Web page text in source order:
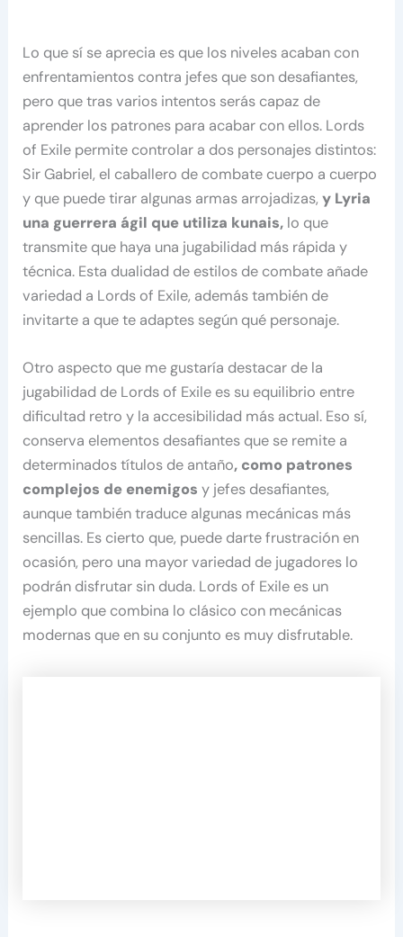
Lo que sí se aprecia es que los niveles acaban con
enfrentamientos contra jefes que son desafiantes,
pero que tras varios intentos serás capaz de
aprender los patrones para acabar con ellos. Lords
of Exile permite controlar a dos personajes distintos:
Sir Gabriel, el caballero de combate cuerpo a cuerpo
y que puede tirar algunas armas arrojadizas,y Lyria
una guerrera ágil que utiliza kunais, lo que
transmite que haya una jugabilidad más rápida y
técnica. Esta dualidad de estilos de combate añade
variedad a Lords of Exile, además también de
invitarte a que te adaptes según qué personaje.
Otro aspecto que me gustaría destacar de la
jugabilidad de Lords of Exile es su equilibrio entre
dificultad retro y la accesibilidad más actual. Eso sí,
conserva elementos desafiantes que se remite a
determinados títulos de antaño, como patrones
complejos de enemigosy jefes desafiantes,
aunque también traduce algunas mecánicas más
sencillas. Es cierto que, puede darte frustración en
ocasión, pero una mayor variedad de jugadores lo
podrán disfrutar sin duda. Lords of Exile es un
ejemplo que combina lo clásico con mecánicas
modernas que en su conjunto es muy disfrutable.